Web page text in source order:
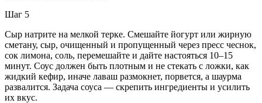
Шаг 5
Сыр натрите на мелкой терке. Смешайте йогурт или жирную
сметану, сыр, очищенный и пропущенный через пресс чеснок,
сок лимона, соль, перемешайте и дайте настояться 10–15
минут. Соус должен быть плотным и не стекать с ложки, как
жидкий кефир, иначе лаваш размокнет, порвется, а шаурма
развалится. Задача соуса — скрепить ингредиенты и усилить
их вкус.